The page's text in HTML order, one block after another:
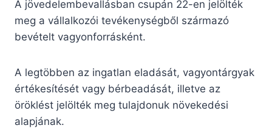
A jövedelembevallásban csupán 22-en jelölték
meg a vállalkozói tevékenységből származó
bevételt vagyonforrásként.
A legtöbben az ingatlan eladását, vagyontárgyak
értékesítését vagy bérbeadását, illetve az
öröklést jelölték meg tulajdonuk növekedési
alapjának.